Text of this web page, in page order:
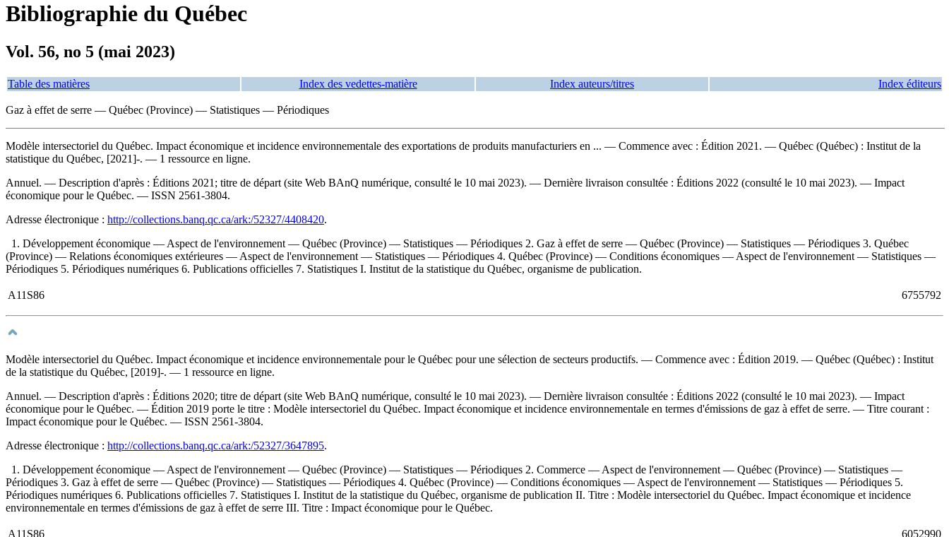
Bibliographie du Québec
Vol. 56, no 5 (mai 2023)
Table des matières Index des vedettes-matière Index auteurs/titres Index éditeurs
Gaz à effet de serre — Québec (Province) — Statistiques — Périodiques
Modèle intersectoriel du Québec. Impact économique et incidence environnementale des exportations de produits manufacturiers en ... — Commence avec : Édition 2021. — Québec (Québec) : Institut de la
statistique du Québec, [2021]-. — 1 ressource en ligne.
Annuel. — Description d'après : Éditions 2021; titre de départ (site Web BAnQ numérique, consulté le 10 mai 2023). — Dernière livraison consultée : Éditions 2022 (consulté le 10 mai 2023). — Impact
économique pour le Québec. — ISSN 2561-3804.
Adresse électronique : http://collections.banq.qc.ca/ark:/52327/4408420.
1. Développement économique — Aspect de l'environnement — Québec (Province) — Statistiques — Périodiques 2. Gaz à effet de serre — Québec (Province) — Statistiques — Périodiques 3. Québec
(Province) — Relations économiques extérieures — Aspect de l'environnement — Statistiques — Périodiques 4. Québec (Province) — Conditions économiques — Aspect de l'environnement — Statistiques —
Périodiques 5. Périodiques numériques 6. Publications officielles 7. Statistiques I. Institut de la statistique du Québec, organisme de publication.
A11S86 6755792
Modèle intersectoriel du Québec. Impact économique et incidence environnementale pour le Québec pour une sélection de secteurs productifs. — Commence avec : Édition 2019. — Québec (Québec) : Institut
de la statistique du Québec, [2019]-. — 1 ressource en ligne.
Annuel. — Description d'après : Éditions 2020; titre de départ (site Web BAnQ numérique, consulté le 10 mai 2023). — Dernière livraison consultée : Éditions 2022 (consulté le 10 mai 2023). — Impact
économique pour le Québec. — Édition 2019 porte le titre : Modèle intersectoriel du Québec. Impact économique et incidence environnementale en termes d'émissions de gaz à effet de serre. — Titre courant :
Impact économique pour le Québec. — ISSN 2561-3804.
Adresse électronique : http://collections.banq.qc.ca/ark:/52327/3647895.
1. Développement économique — Aspect de l'environnement — Québec (Province) — Statistiques — Périodiques 2. Commerce — Aspect de l'environnement — Québec (Province) — Statistiques —
Périodiques 3. Gaz à effet de serre — Québec (Province) — Statistiques — Périodiques 4. Québec (Province) — Conditions économiques — Aspect de l'environnement — Statistiques — Périodiques 5.
Périodiques numériques 6. Publications officielles 7. Statistiques I. Institut de la statistique du Québec, organisme de publication II. Titre : Modèle intersectoriel du Québec. Impact économique et incidence
environnementale en termes d'émissions de gaz à effet de serre III. Titre : Impact économique pour le Québec.
A11S86 6052990